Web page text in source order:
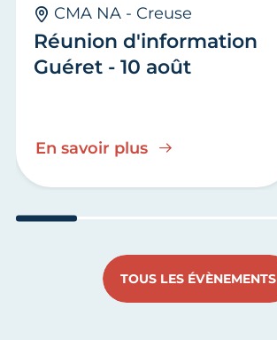
Réunion d'information
Guéret - 10 août
CMA NA - Creuse
En savoir plus
TOUS LES ÉVÈNEMENTS